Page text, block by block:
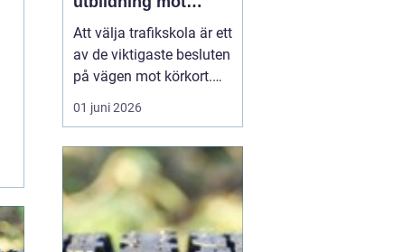
körkort
Att välja trafikskola är ett
av de viktigaste besluten
på vägen mot körkort.
Utbudet är stort, priserna
varierar och varje elev
I Borlänge finns flera
alternativ, från klassiska
körlektioner till
kompletta intensivkurser
01 juni 2026